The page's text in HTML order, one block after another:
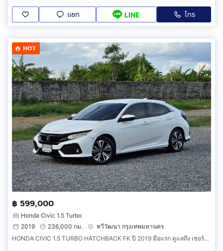
แชท LINE โทร
HOT
฿ 599,000
Honda Civic 1.5 Turbo
2019
236,000 กม.
ทวีวัฒนา กรุงเทพมหานคร
HONDA CIVIC 1.5 TURBO HATCHBACK FK ปี 2019 มือแรก ดูแลถึง เซอร์วิสศูนย์ทุกระยะ